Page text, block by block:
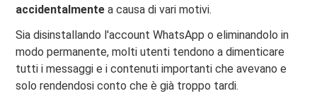
accidentalmente a causa di vari motivi.
Sia disinstallando l'account WhatsApp o eliminandolo in
modo permanente, molti utenti tendono a dimenticare
tutti i messaggi e i contenuti importanti che avevano e
solo rendendosi conto che è già troppo tardi.